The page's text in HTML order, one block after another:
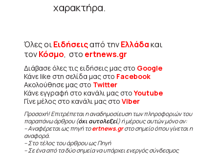
χαρακτήρα.
Όλες οιΕιδήσειςαπό τηνΕλλάδακαι
τονΚόσμο, στο ertnews.gr
Διάβασε όλες τις ειδήσεις μας στο Google
Κάνε like στη σελίδα μας στο Facebook
Ακολούθησε μας στο Twitter
Κάνε εγγραφή στο κανάλι μας στοYoutube
Γίνε μέλος στο κανάλι μας στο Viber
Προσοχή! Επιτρέπεται η αναδημοσίευση των πληροφοριών του
παραπάνω άρθρου (όχι αυτολεξεί) ή μέρους αυτών μόνο αν:
– Αναφέρεται ως πηγή τοertnews.grστο σημείο όπου γίνεται η
αναφορά.
– Στο τέλος του άρθρου ως Πηγή
– Σε ένα από τα δύο σημεία να υπάρχει ενεργός σύνδεσμος